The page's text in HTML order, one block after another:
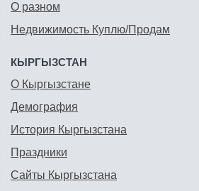
О разном
Недвижимость Куплю/Продам
КЫРГЫЗСТАН
О Кыргызстане
Демография
История Кыргызстана
Праздники
Сайты Кыргызстана